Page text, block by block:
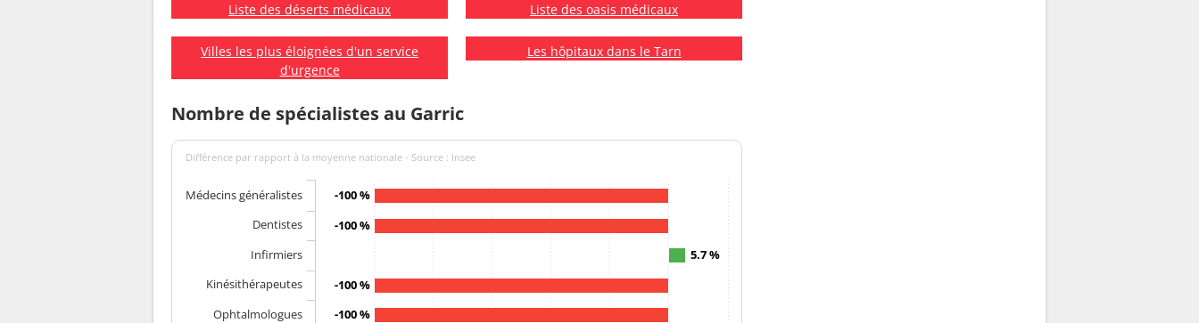
Liste des déserts médicaux Liste des oasis médicaux
Villes les plus éloignées d'un service
d'urgence
Les hôpitaux dans le Tarn
Nombre de spécialistes au Garric
Différence par rapport à la moyenne nationale - Source : Insee
-100 %
-100 %
5.7 %
-100 %
-100 %
Médecins généralistes
Dentistes
Infirmiers
Kinésithérapeutes
Ophtalmologues